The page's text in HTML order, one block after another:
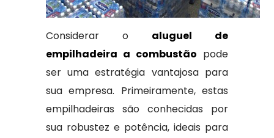
Considerar o aluguel de
empilhadeira a combustão pode
ser uma estratégia vantajosa para
sua empresa. Primeiramente, estas
empilhadeiras são conhecidas por
sua robustez e potência, ideais para